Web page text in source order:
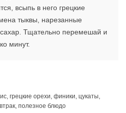
всыпь в него грецкие
тыквы, нарезанные
Тщательно перемешай и
минут.
грецкие орехи, финики, цукаты,
полезное блюдо